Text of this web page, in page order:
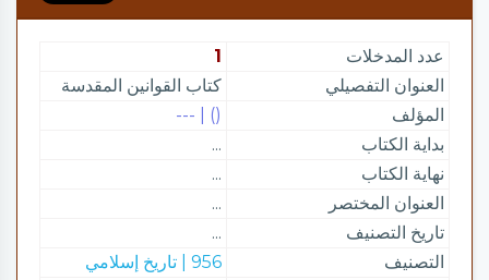
عدد المدخلات
1
العنوان التفصيلي
كتاب القوانين المقدسة
المؤلف
() | ---
بداية الكتاب
...
نهاية الكتاب
...
العنوان المختصر
...
تاريخ التصنيف
...
التصنيف
956 | تاريخ إسلامي